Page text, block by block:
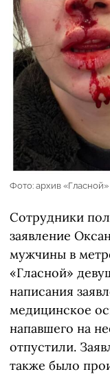
Фото: архив «Гласной»
Сотрудники
заявление
мужчины в
«Гласной»
написания
медицинское
напавшего на
отпустили.
также было